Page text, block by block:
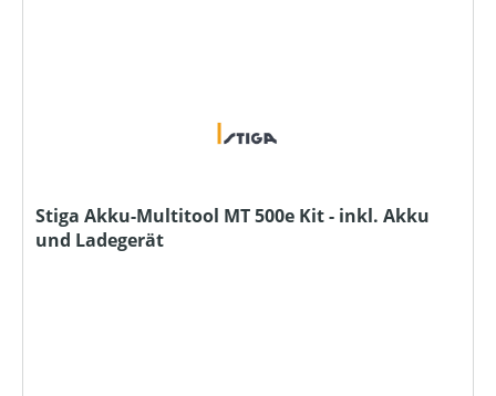
Stiga Akku-Multitool MT 500e Kit - inkl. Akku
und Ladegerät